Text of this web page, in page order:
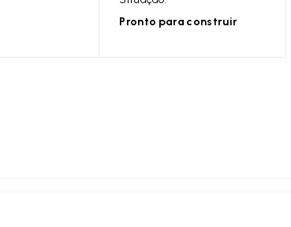
Pronto para construir